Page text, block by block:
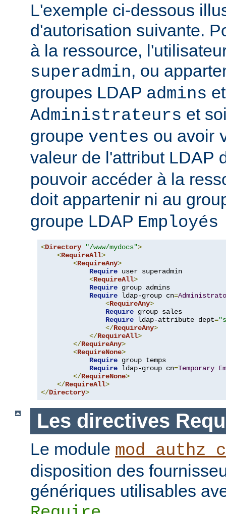
L'exemple ci-dessous
d'autorisation suivante.
à la ressource,
superadmin, ou
groupes LDAP admins et
Administrateurs et
groupe ventes ou avoir
valeur de l'attribut LDAP
pouvoir accéder à la
doit appartenir ni au
groupe LDAP
<Directory "/www/mydocs">
<RequireAll>
<RequireAny>
Require user superadmin
<RequireAll>
Require group admins
Require ldap-group cn=
<RequireAny>
Require group sales
Require ldap-attribute dept=
</RequireAny>
</RequireAll>
</RequireAny>
<RequireNone>
Require group temps
Require ldap-group cn=Temporary
</RequireNone>
</RequireAll>
</Directory>
Les directives
Le module
disposition des
génériques utilisables